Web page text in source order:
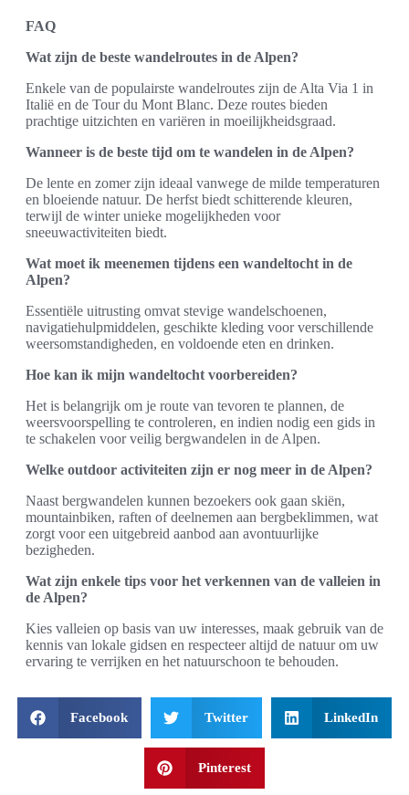
FAQ
Wat zijn de beste wandelroutes in de Alpen?
Enkele van de populairste wandelroutes zijn de Alta Via 1 in
Italië en de Tour du Mont Blanc. Deze routes bieden
prachtige uitzichten en variëren in moeilijkheidsgraad.
Wanneer is de beste tijd om te wandelen in de Alpen?
De lente en zomer zijn ideaal vanwege de milde temperaturen
en bloeiende natuur. De herfst biedt schitterende kleuren,
terwijl de winter unieke mogelijkheden voor
sneeuwactiviteiten biedt.
Wat moet ik meenemen tijdens een wandeltocht in de
Alpen?
Essentiële uitrusting omvat stevige wandelschoenen,
navigatiehulpmiddelen, geschikte kleding voor verschillende
weersomstandigheden, en voldoende eten en drinken.
Hoe kan ik mijn wandeltocht voorbereiden?
Het is belangrijk om je route van tevoren te plannen, de
weersvoorspelling te controleren, en indien nodig een gids in
te schakelen voor veilig bergwandelen in de Alpen.
Welke outdoor activiteiten zijn er nog meer in de Alpen?
Naast bergwandelen kunnen bezoekers ook gaan skiën,
mountainbiken, raften of deelnemen aan bergbeklimmen, wat
zorgt voor een uitgebreid aanbod aan avontuurlijke
bezigheden.
Wat zijn enkele tips voor het verkennen van de valleien in
de Alpen?
Kies valleien op basis van uw interesses, maak gebruik van de
kennis van lokale gidsen en respecteer altijd de natuur om uw
ervaring te verrijken en het natuurschoon te behouden.
Facebook Twitter LinkedIn
Pinterest